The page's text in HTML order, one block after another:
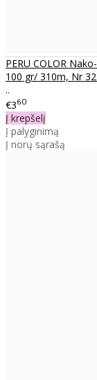
PERU COLOR
100 gr/ 310m, Nr
..
€360
Į krepšelį
Į palyginimą
Į norų sąrašą